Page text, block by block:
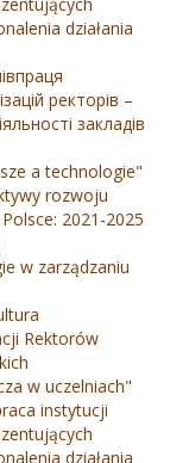
działania
ректорів –
закладів
a technologie"
rozwoju
2021-2025
w zarządzaniu
Rektorów
w uczelniach"
instytucji
działania